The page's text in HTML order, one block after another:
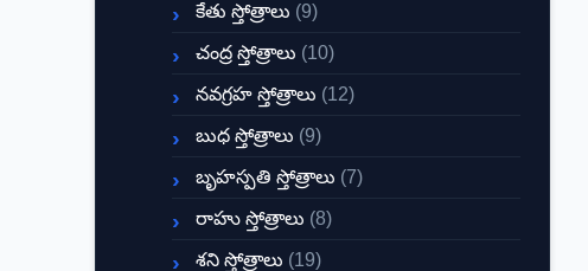
కేతు స్తోత్రాలు (9)
చంద్ర స్తోత్రాలు (10)
నవగ్రహ స్తోత్రాలు (12)
బుధ స్తోత్రాలు (9)
బృహస్పతి స్తోత్రాలు (7)
రాహు స్తోత్రాలు (8)
శని స్తోత్రాలు (19)